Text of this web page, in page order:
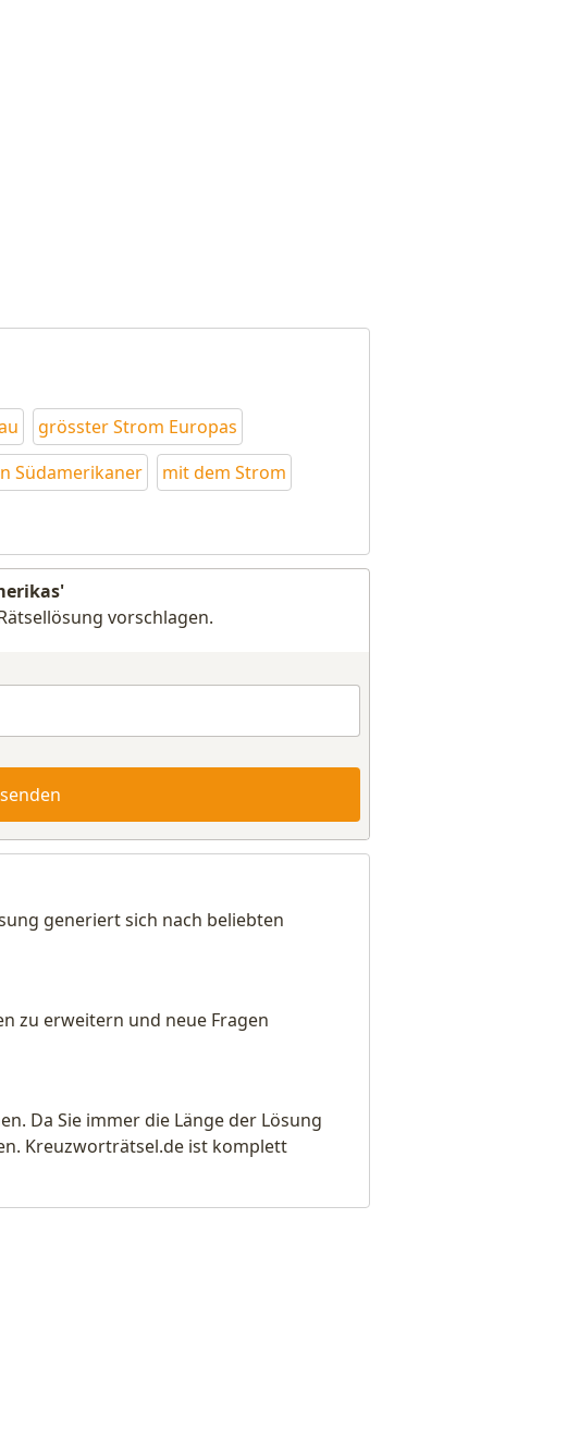
grösster Strom Europas
Südamerikaner
mit dem Strom
vorschlagen.
generiert sich nach beliebten
zu erweitern und neue Fragen
Da Sie immer die Länge der Lösung
Kreuzworträtsel.de ist komplett